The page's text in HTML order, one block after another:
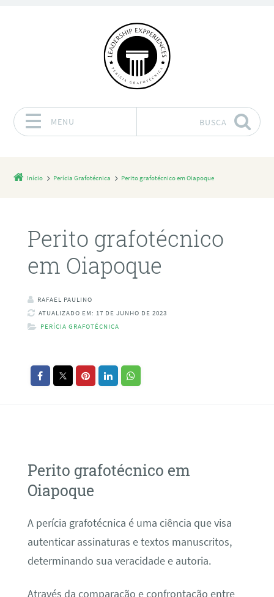
MENU BUSCA
Início Perícia Grafotécnica Perito grafotécnico em Oiapoque
Perito grafotécnico
em Oiapoque
RAFAEL PAULINO
ATUALIZADO EM: 17 DE JUNHO DE 2023
PERÍCIA GRAFOTÉCNICA
Perito grafotécnico em
Oiapoque
A perícia grafotécnica é uma ciência que visa
autenticar assinaturas e textos manuscritos,
determinando sua veracidade e autoria.
Através da comparação e confrontação entre